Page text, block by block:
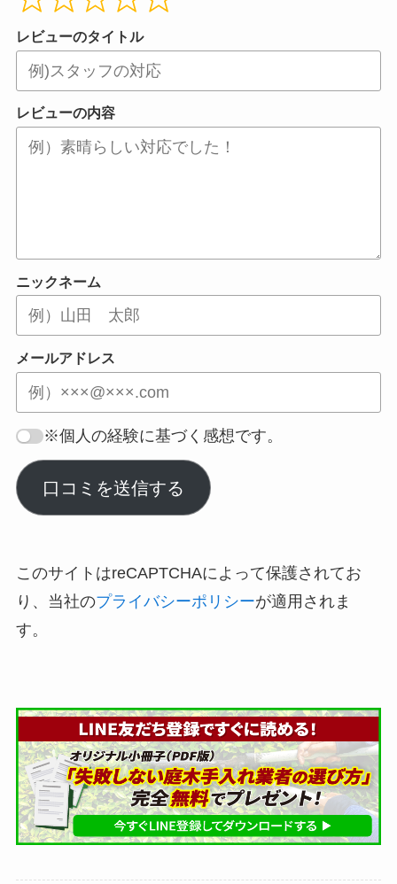
レビューのタイトル
レビューの内容
ニックネーム
メールアドレス
※個人の経験に基づく感想です。
口コミを送信する
このサイトはreCAPTCHAによって保護されてお
り、当社のプライバシーポリシーが適用されま
す。